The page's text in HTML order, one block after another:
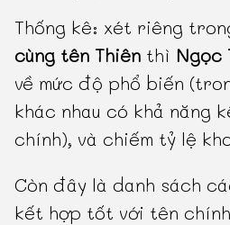
Thống kê: xét riêng
cùng tên Thiên thì Ngọc
về mức độ phổ biến
khác nhau có khả năng
chính), và chiếm tỷ lệ
Còn đây là danh sách
kết hợp tốt với tên